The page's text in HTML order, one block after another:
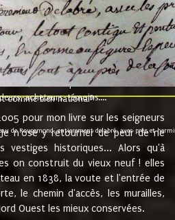
a monseigneur monsieur
parlement de Bourgogne, present et
a sur ses hommes, indivisables et
le dit seigneur Baron et ses
terriers, etc... au prix de 880 livre louis
acheteurs, témoins....
comme bien national9.
de Rougemond, entierement delabré, avec près et
pour mon livre sur les seigneurs
n'ose y retourner de peur de ne
vestiges historiques... Alors qu'à
on construit du vieux neuf ! elles
en 1838, la voute et l'entrée de
le chemin d'accès, les murailles,
Ouest les mieux conservées.